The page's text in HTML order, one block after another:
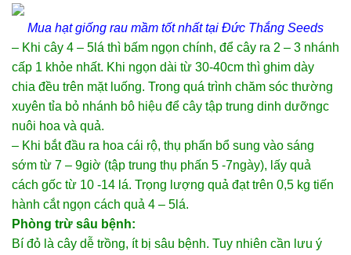
Mua hạt giống rau mầm tốt nhất tại Đức Thắng Seeds
– Khi cây 4 – 5lá thì bấm ngọn chính, để cây ra 2 – 3 nhánh
cấp 1 khỏe nhất. Khi ngọn dài từ 30-40cm thì ghim dày
chia đều trên mặt luống. Trong quá trình chăm sóc thường
xuyên tỉa bỏ nhánh bô hiệu để cây tập trung dinh dưỡngc
nuôi hoa và quả.
– Khi bắt đầu ra hoa cái rộ, thụ phấn bổ sung vào sáng
sớm từ 7 – 9giờ (tập trung thụ phấn 5 -7ngày), lấy quả
cách gốc từ 10 -14 lá. Trọng lượng quả đạt trên 0,5 kg tiến
hành cắt ngọn cách quả 4 – 5lá.
Phòng trừ sâu bệnh:
Bí đỏ là cây dễ trồng, ít bị sâu bệnh. Tuy nhiên cần lưu ý